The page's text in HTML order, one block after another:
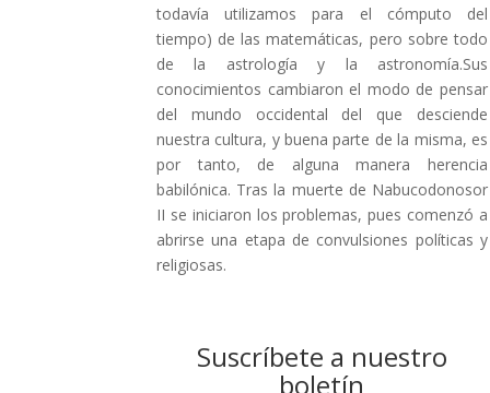
todavía utilizamos para el cómputo del
tiempo) de las matemáticas, pero sobre todo
de la astrología y la astronomía.Sus
conocimientos cambiaron el modo de pensar
del mundo occidental del que desciende
nuestra cultura, y buena parte de la misma, es
por tanto, de alguna manera herencia
babilónica. Tras la muerte de Nabucodonosor
II se iniciaron los problemas, pues comenzó a
abrirse una etapa de convulsiones políticas y
religiosas.
Suscríbete a nuestro
boletín